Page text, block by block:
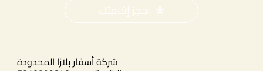
شركة أسفار بلازا المحدودة
احجز إقامتك